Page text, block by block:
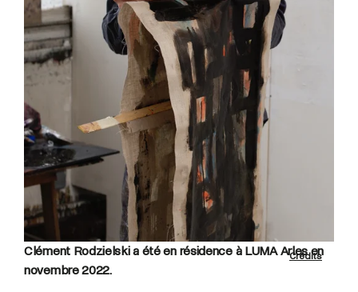
Crédits
Clément Rodzielski a été en résidence à LUMA Arles en
novembre 2022.